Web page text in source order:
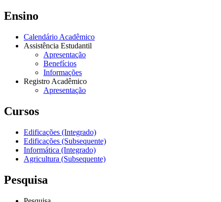
Ensino
Calendário Acadêmico
Assistência Estudantil
Apresentação
Benefícios
Informações
Registro Acadêmico
Apresentação
Cursos
Edificações (Integrado)
Edificações (Subsequente)
Informática (Integrado)
Agricultura (Subsequente)
Pesquisa